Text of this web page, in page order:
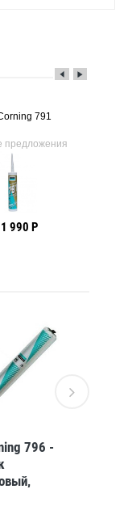
791
предложения
990 Р
796 -